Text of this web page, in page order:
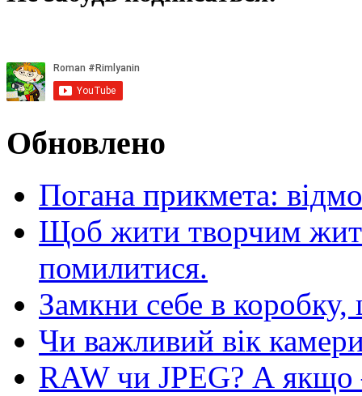
Обновлено
Погана прикмета:
Щоб жити творчим
помилитися.
Замкни себе в
Чи важливий вік
RAW чи JPEG? А якщо